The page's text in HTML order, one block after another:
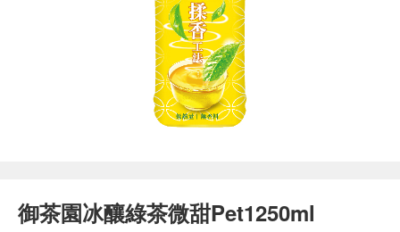
御茶園冰釀綠茶微甜Pet1250ml